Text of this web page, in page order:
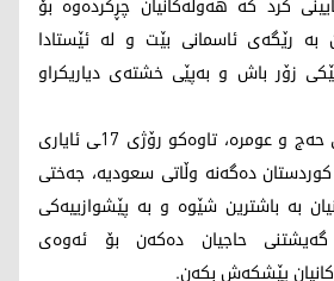
رێگەی ئاسمانی بێت و لە ئێستادا
زۆر باش و بەپێی خشتەی دیاریکراو
بەپێی گوتەی گوتەبێژی حەج و عومرە، تاوەکو رۆژی 17ـی ئایاری
کوردستان دەگەنە وڵاتی سعودیە، جەختی
بە باشترین شێوە و بە پێشوازییەکی
گەیشتنی حاجیان دەکەن بۆ ئەوەی
پێشکەش بکەن.